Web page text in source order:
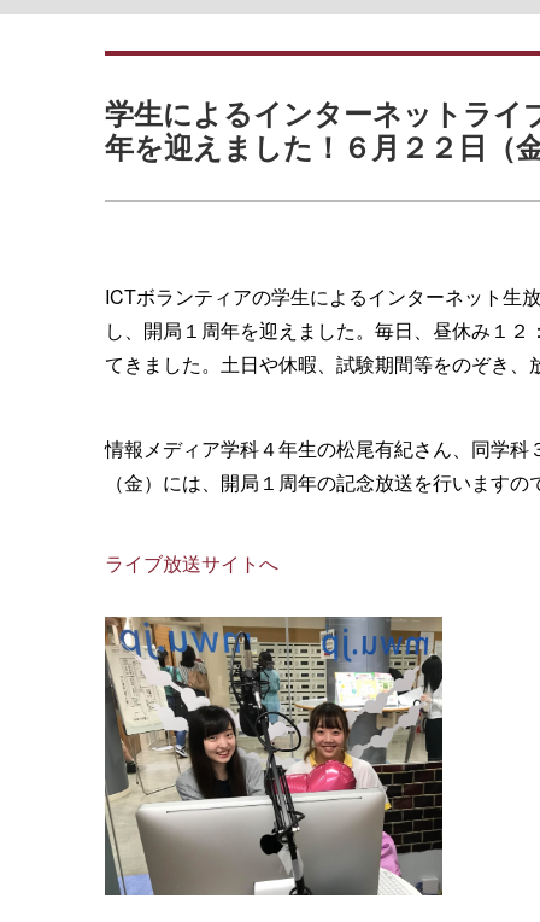
景観建築学科
演奏学科
応用音楽学科
薬学科
健康生命薬科学科
環境共生学科
目指せる主な進路・取得できる教員免許
武庫女エンタープライズ
学生によるインターネットライ
年を迎えました！６月２２日（
ICTボランティアの学生によるインターネット生
し、開局１周年を迎えました。毎日、昼休み１
てきました。土日や休暇、試験期間等をのぞき
情報メディア学科４年生の松尾有紀さん、同学
（金）には、開局１周年の記念放送を行います
ライブ放送サイトへ